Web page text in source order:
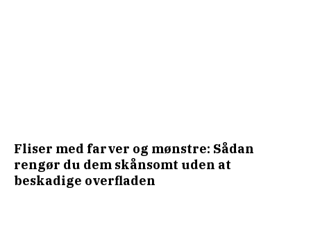
Fliser med farver og mønstre: Sådan
rengør du dem skånsomt uden at
beskadige overfladen